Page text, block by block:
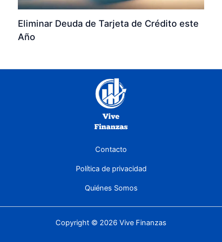
Eliminar Deuda de Tarjeta de Crédito este
Año
Contacto
Política de privacidad
Quiénes Somos
Copyright © 2026 Vive Finanzas